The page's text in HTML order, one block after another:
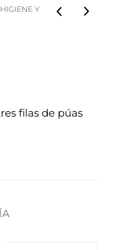
HIGIENE Y
filas de púas